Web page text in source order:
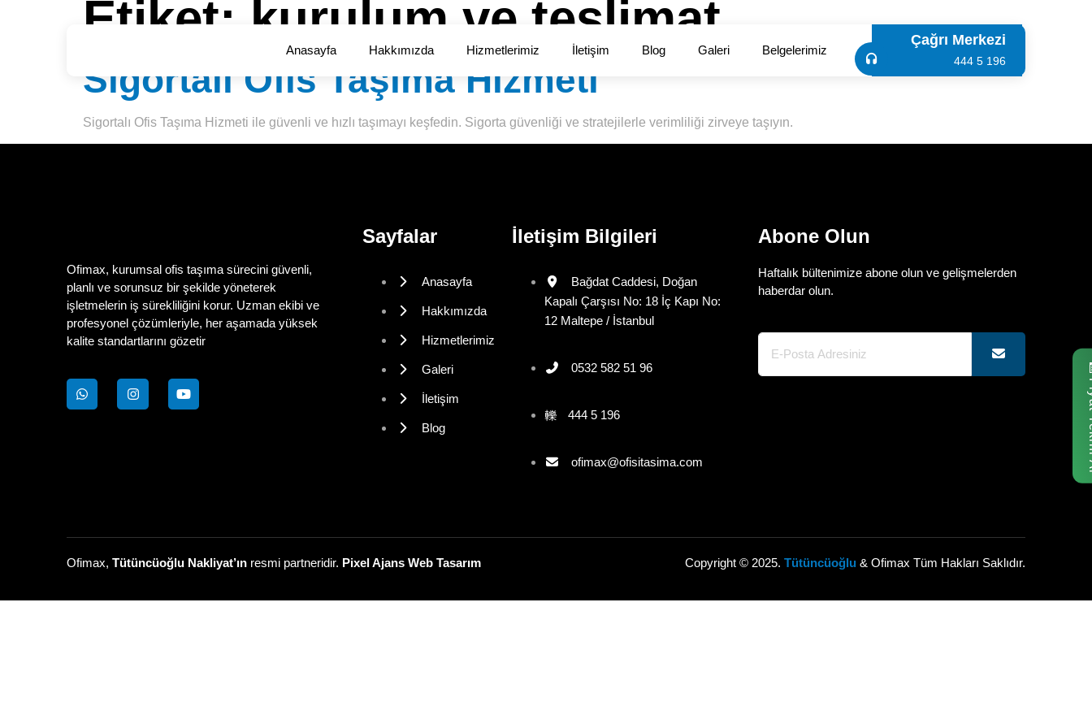
Anasayfa Hakkımızda Hizmetlerimiz İletişim Blog Galeri Belgelerimiz
Çağrı Merkezi
444 5 196
Etiket: kurulum ve teslimat
Sigortalı Ofis Taşıma Hizmeti
Sigortalı Ofis Taşıma Hizmeti ile güvenli ve hızlı taşımayı keşfedin. Sigorta güvenliği ve stratejilerle verimliliği zirveye taşıyın.
Ofimax, kurumsal ofis taşıma sürecini güvenli,
planlı ve sorunsuz bir şekilde yöneterek
işletmelerin iş sürekliliğini korur. Uzman ekibi ve
profesyonel çözümleriyle, her aşamada yüksek
kalite standartlarını gözetir
Sayfalar
Anasayfa
Hakkımızda
Hizmetlerimiz
Galeri
İletişim
Blog
İletişim Bilgileri
Bağdat Caddesi, Doğan
Kapalı Çarşısı No: 18 İç Kapı No:
12 Maltepe / İstanbul
0532 582 51 96
444 5 196
ofimax@ofisitasima.com
Abone Olun
Haftalık bültenimize abone olun ve gelişmelerden
haberdar olun.
Ofimax, Tütüncüoğlu Nakliyat’ın resmi partneridir. Pixel Ajans Web Tasarım Copyright © 2025. Tütüncüoğlu & Ofimax Tüm Hakları Saklıdır.